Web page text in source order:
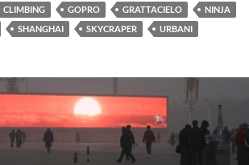
CLIMBING GOPRO GRATTACIELO
NINJA
SHANGHAI SKYCRAPER URBANI